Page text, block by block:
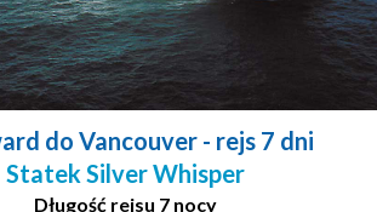
do Vancouver - rejs 7 dni
Statek Silver Whisper
Długość rejsu 7 nocy